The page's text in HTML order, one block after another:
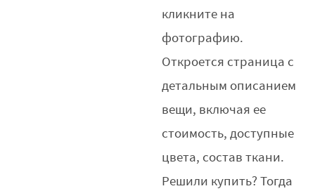
кликните на
фотографию.
Откроется страница с
детальным описанием
вещи, включая ее
стоимость, доступные
цвета, состав ткани.
Решили купить? Тогда